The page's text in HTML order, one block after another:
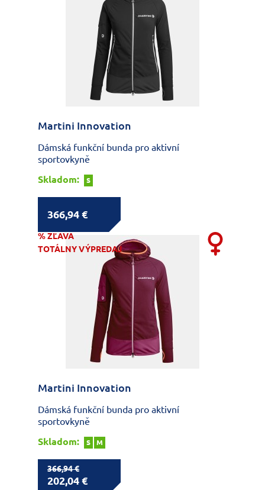
Martini Innovation
Dámská funkční bunda pro aktivní
sportovkyně
Skladom:
S
366,94 €
% ZĽAVA
TOTÁLNY VÝPREDAJ
Martini Innovation
Dámská funkční bunda pro aktivní
sportovkyně
Skladom:
S M
366,94 €
202,04 €